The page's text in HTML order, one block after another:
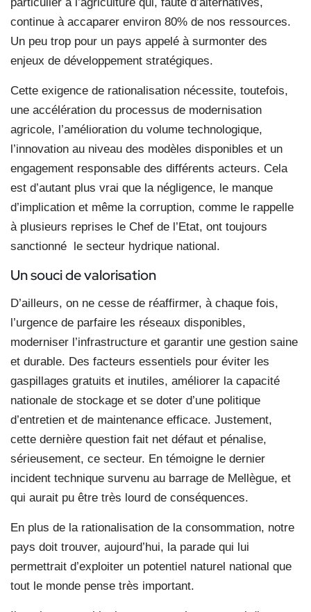
continue à accaparer environ 80% de nos ressources.
Un peu trop pour un pays appelé à surmonter des
enjeux de développement stratégiques.
Cette exigence de rationalisation nécessite, toutefois,
une accélération du processus de modernisation
agricole, l’amélioration du volume technologique,
l’innovation au niveau des modèles disponibles et un
engagement responsable des différents acteurs. Cela
est d’autant plus vrai que la négligence, le manque
d’implication et même la corruption, comme le rappelle
à plusieurs reprises le Chef de l’Etat, ont toujours
sanctionné le secteur hydrique national.
Un souci de valorisation
D’ailleurs, on ne cesse de réaffirmer, à chaque fois,
l’urgence de parfaire les réseaux disponibles,
moderniser l’infrastructure et garantir une gestion saine
et durable. Des facteurs essentiels pour éviter les
gaspillages gratuits et inutiles, améliorer la capacité
nationale de stockage et se doter d’une politique
d’entretien et de maintenance efficace. Justement,
cette dernière question fait net défaut et pénalise,
sérieusement, ce secteur. En témoigne le dernier
incident technique survenu au barrage de Mellègue, et
qui aurait pu être très lourd de conséquences.
En plus de la rationalisation de la consommation, notre
pays doit trouver, aujourd’hui, la parade qui lui
permettrait d’exploiter un potentiel naturel national que
tout le monde pense très important.